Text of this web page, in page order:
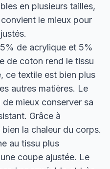
en plusieurs tailles,
le mieux pour
de acrylique et 5%
de coton rend le tissu
ce textile est bien plus
autres matières. Le
mieux conserver sa
Grâce à
la chaleur du corps.
au tissu plus
coupe ajustée. Le